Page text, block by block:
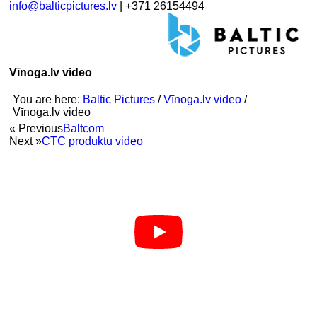
info@balticpictures.lv | +371 26154494
Vīnoga.lv video
You are here: Baltic Pictures /Vīnoga.lv video /
Vīnoga.lv video
« PreviousBaltcom
Next »CTC produktu video